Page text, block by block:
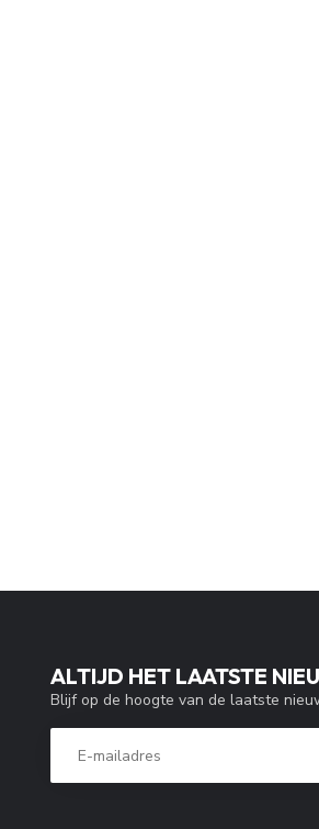
ALTIJD HET LAATSTE
Blijf op de hoogte van de laatste